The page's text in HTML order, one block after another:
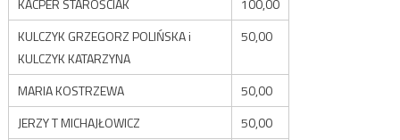
KACPER STAROŚCIAK
100,00
KULCZYK GRZEGORZ POLIŃSKA i
KULCZYK KATARZYNA
50,00
MARIA KOSTRZEWA
50,00
JERZY T MICHAJŁOWICZ
50,00